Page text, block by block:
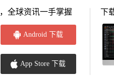
全球资讯一手掌握
Android 下载
App Store 下载
下